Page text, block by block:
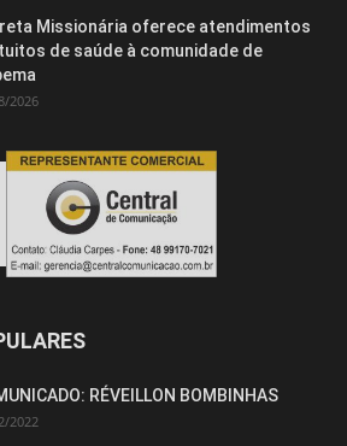
Missionária oferece atendimentos
de saúde à comunidade de
2026
RÉVEILLON BOMBINHAS
2022